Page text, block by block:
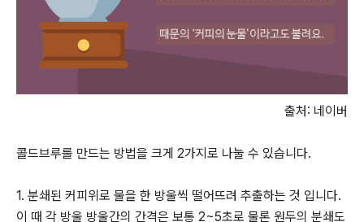
출처: 네이버
콜드브루를 만드는 방법을 크게 2가지로 나눌 수 있습니다.
1. 분쇄된 커피위로 물을 한 방울씩 떨어뜨려 추출하는 것 입니다.
이 때 각 방울 방울간의 간격은 보통 2~5초로 물론 원두의 분쇄도